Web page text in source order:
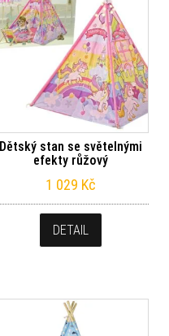
Dětský stan se světelnými
efekty růžový
1 029 Kč
DETAIL